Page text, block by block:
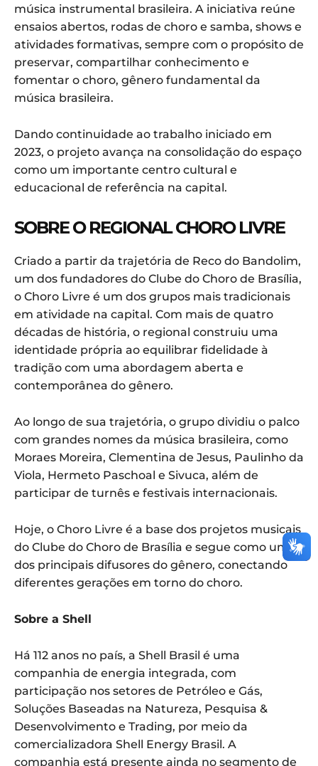
música instrumental brasileira. A iniciativa reúne
ensaios abertos, rodas de choro e samba, shows e
atividades formativas, sempre com o propósito de
preservar, compartilhar conhecimento e
fomentar o choro, gênero fundamental da
música brasileira.
Dando continuidade ao trabalho iniciado em
2023, o projeto avança na consolidação do espaço
como um importante centro cultural e
educacional de referência na capital.
SOBRE O REGIONAL CHORO LIVRE
Criado a partir da trajetória de Reco do Bandolim,
um dos fundadores do Clube do Choro de Brasília,
o Choro Livre é um dos grupos mais tradicionais
em atividade na capital. Com mais de quatro
décadas de história, o regional construiu uma
identidade própria ao equilibrar fidelidade à
tradição com uma abordagem aberta e
contemporânea do gênero.
Ao longo de sua trajetória, o grupo dividiu o palco
com grandes nomes da música brasileira, como
Moraes Moreira, Clementina de Jesus, Paulinho da
Viola, Hermeto Paschoal e Sivuca, além de
participar de turnês e festivais internacionais.
Hoje, o Choro Livre é a base dos projetos musicais
do Clube do Choro de Brasília e segue como um
dos principais difusores do gênero, conectando
diferentes gerações em torno do choro.
Sobre a Shell
Há 112 anos no país, a Shell Brasil é uma
companhia de energia integrada, com
participação nos setores de Petróleo e Gás,
Soluções Baseadas na Natureza, Pesquisa &
Desenvolvimento e Trading, por meio da
comercializadora Shell Energy Brasil. A
companhia está presente ainda no segmento de